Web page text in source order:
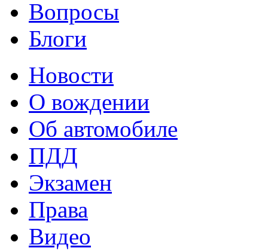
Вопросы
Блоги
Новости
О вождении
Об автомобиле
ПДД
Экзамен
Права
Видео